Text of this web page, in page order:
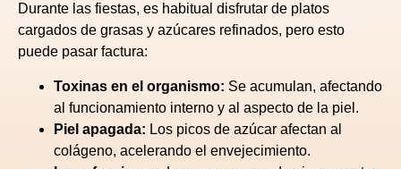
Durante las fiestas, es habitual disfrutar de platos
cargados de grasas y azúcares refinados, pero esto
puede pasar factura:
Toxinas en el organismo: Se acumulan, afectando
al funcionamiento interno y al aspecto de la piel.
Piel apagada: Los picos de azúcar afectan al
colágeno, acelerando el envejecimiento.